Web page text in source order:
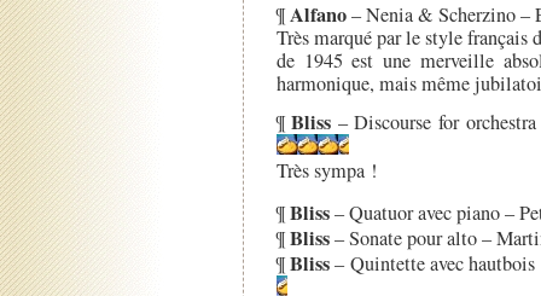
¶Alfano– Nenia & Scherzino –
Très marqué par le style français
de 1945 est une merveille
harmonique, mais même
¶Bliss – Discourse for
Très sympa !
¶Bliss– Quatuor avec piano –
¶Bliss– Sonate pour alto –
¶Bliss– Quintette avec